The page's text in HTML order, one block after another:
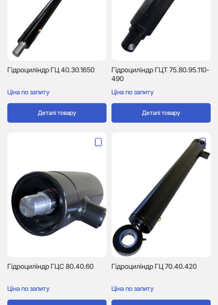
Гідроциліндр ГЦ 40.30.1650
Ціна по запиту
Деталі товару
Гідроциліндр ГЦТ 75.80.95.110-
490
Ціна по запиту
Деталі товару
Гідроциліндр ГЦC 80.40.60
Ціна по запиту
Гідроциліндр ГЦ 70.40.420
Ціна по запиту